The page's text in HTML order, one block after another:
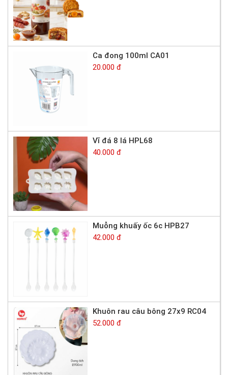
Ca đong 100ml CA01
20.000 đ
Vĩ đá 8 lá HPL68
40.000 đ
Muỗng khuấy ốc 6c HPB27
42.000 đ
Khuôn rau câu bông 27x9 RC04
52.000 đ